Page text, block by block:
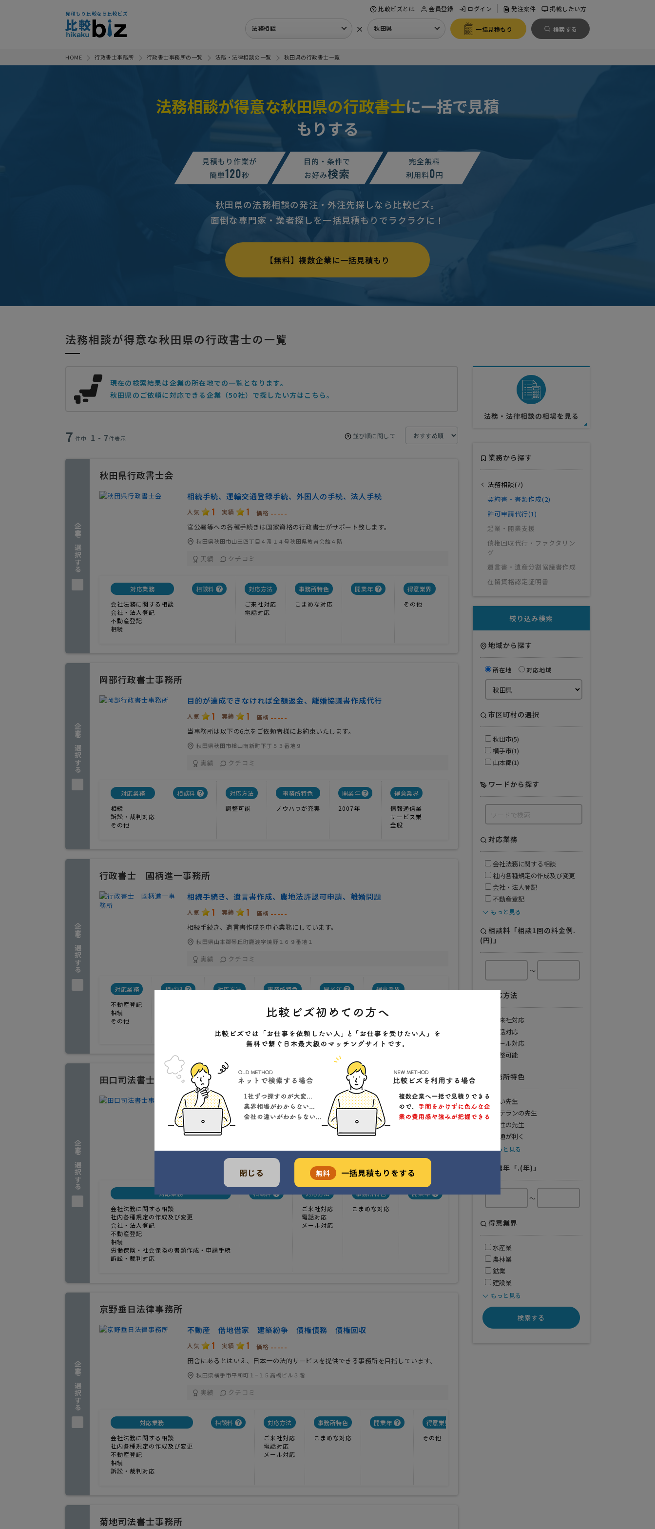
見積もり比較なら比較ビズ
比較ビズとは 会員登録 ログイン 発注案件 掲載したい方
法務相談 × 秋田県 一括見積もり 検索する
HOME 行政書士事務所 行政書士事務所の一覧 法務・法律相談の一覧 秋田県の行政書士一覧
法務相談が得意な秋田県の行政書士に一括で見積
もりする
見積もり作業が
簡単120秒
目的・条件で
お好み検索
完全無料
利用料0円
秋田県の法務相談の発注・外注先探しなら比較ビズ。
面倒な専門家・業者探しを一括見積もりでラクラクに！
【無料】複数企業に一括見積もり
法務相談が得意な秋田県の行政書士の一覧
現在の検索結果は企業の所在地での一覧となります。
秋田県のご依頼に対応できる企業（50社）で探したい方はこちら。
7 件中 1 - 7件表示 並び順に関して
企業を選択する
秋田県行政書士会
相続手続、運輸交通登録手続、外国人の手続、法人手続
人気 1 実績 1 価格 -----
官公署等への各種手続きは国家資格の行政書士がサポート致します。
秋田県秋田市山王四丁目４番１４号秋田県教育会館４階
実績 クチコミ
対応業務
会社法務に関する相談
会社・法人登記
不動産登記
相続
相談料
対応方法
ご来社対応
電話対応
事務所特色
こまめな対応
開業年
得意業界
その他
企業を選択する
岡部行政書士事務所
目的が達成できなければ全額返金、離婚協議書作成代行
人気 1 実績 1 価格 -----
当事務所は以下の6点をご依頼者様にお約束いたします。
秋田県秋田市楢山南新町下丁５３番地９
実績 クチコミ
対応業務
相続
訴訟・裁判対応
その他
相談料
対応方法
調整可能
事務所特色
ノウハウが充実
開業年
2007年
得意業界
情報通信業
サービス業
全般
企業を選択する
行政書士 國柄進一事務所
相続手続き、遺言書作成、農地法許認可申請、離婚問題
人気 1 実績 1 価格 -----
相続手続き、遺言書作成を中心業務にしています。
秋田県山本郡琴丘町鹿渡字焼野１６９番地１
実績 クチコミ
対応業務
不動産登記
相続
その他
相談料
対応方法
調整可能
事務所特色
開業年
得意業界
企業を選択する
田口司法書士事務所
会社法務、裁判・成年後見・過払い・借金問題、相続登記
実績 1 価格-----
最善の法律サービスを、「心地良く、スピーディーに提供しよう」をモットーに、
対応業務
会社法務に関する相談
社内各種規定の作成及び変更
会社・法人登記
不動産登記
相続
労働保険・社会保険の書類作成・申請手続
訴訟・裁判対応
相談料
対応方法
ご来社対応
電話対応
メール対応
事務所特色
こまめな対応
開業年
得意業界
企業を選択する
京野垂日法律事務所
不動産 借地借家 建築紛争 債権債務 債権回収
人気 1 実績 1 価格 -----
田舎にあるとはいえ、日本一の法的サービスを提供できる事務所を目指しています。
秋田県横手市平和町１−１５高橋ビル３階
実績 クチコミ
対応業務
会社法務に関する相談
社内各種規定の作成及び変更
不動産登記
相続
訴訟・裁判対応
相談料
対応方法
ご来社対応
電話対応
メール対応
事務所特色
こまめな対応
開業年
得意業界
その他
菊地司法書士事務所
法務・法律相談の相場を見る
業務から探す
法務相談(7)
契約書・書類作成(2)
許可申請代行(1)
起業・開業支援
債権回収代行・ファクタリン
グ
遺言書・遺産分割協議書作成
在留資格認定証明書
絞り込み検索
地域から探す
所在地 対応地域
市区町村の選択
秋田市(5)
横手市(1)
山本郡(1)
ワードから探す
対応業務
会社法務に関する相談
社内各種規定の作成及び変更
会社・法人登記
不動産登記
もっと見る
相談料「相談1回の料金例.
(円)」
～
対応方法
ご来社対応
電話対応
メール対応
調整可能
事務所特色
若い先生
ベテランの先生
女性の先生
融通が利く
もっと見る
開業年「.(年)」
～
得意業界
水産業
農林業
鉱業
建設業
もっと見る
検索する
閉じる 無料 一括見積もりをする